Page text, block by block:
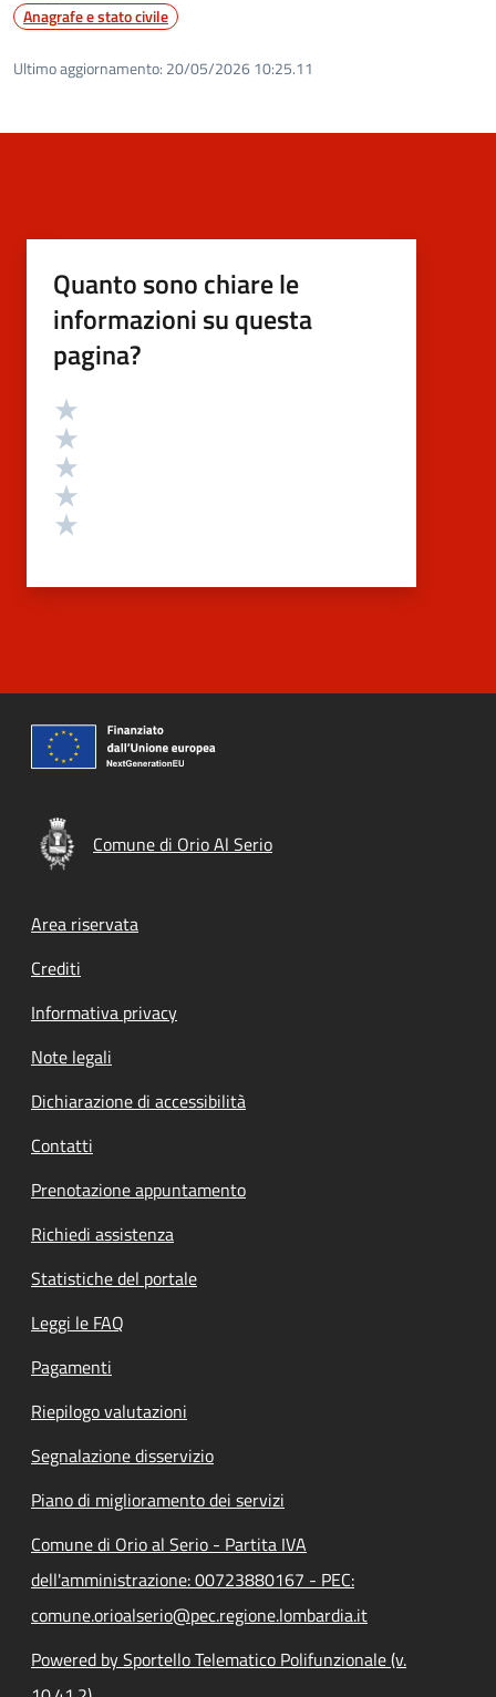
Anagrafe e stato civile
Ultimo aggiornamento: 20/05/2026 10:25.11
Quanto sono chiare le
informazioni su questa
pagina?
Valutazione
Comune di Orio Al Serio
Footer menu
Area riservata
Crediti
Informativa privacy
Note legali
Dichiarazione di accessibilità
Contatti
Prenotazione appuntamento
Richiedi assistenza
Statistiche del portale
Leggi le FAQ
Pagamenti
Riepilogo valutazioni
Segnalazione disservizio
Piano di miglioramento dei servizi
Comune di Orio al Serio - Partita IVA
dell'amministrazione: 00723880167 - PEC:
comune.orioalserio@pec.regione.lombardia.it
Powered by Sportello Telematico Polifunzionale (v.